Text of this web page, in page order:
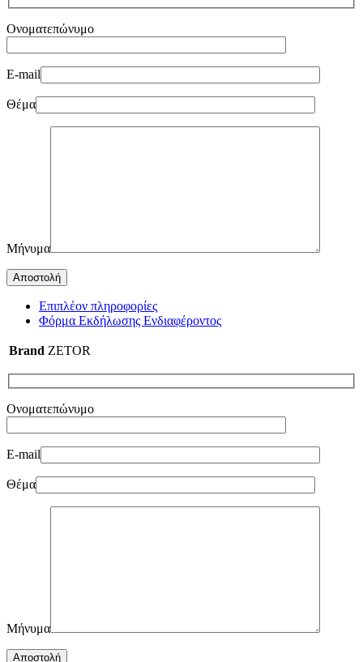
Ονοματεπώνυμο
E-mail
Θέμα
Μήνυμα
Επιπλέον πληροφορίες
Φόρμα Εκδήλωσης Ενδιαφέροντος
Brand ZETOR
Ονοματεπώνυμο
E-mail
Θέμα
Μήνυμα